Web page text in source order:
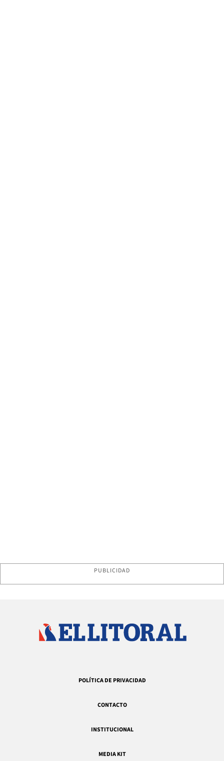
PUBLICIDAD
POLÍTICA DE PRIVACIDAD
CONTACTO
INSTITUCIONAL
MEDIA KIT